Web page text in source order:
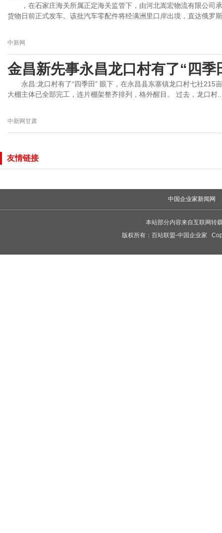
，在石家庄海关所属正定海关监管下，由河北嵩宏物流有限公司
货物日前正式发车。该批汽车零配件将经满洲里口岸出境，直达俄罗
中新网
金昌新先事永昌龙口村有了“四季
永昌:龙口村有了“四季田” 眼下，在永昌县东寨镇龙口村七社215
大棚主体已全部完工，连片棚架整齐排列，格外醒目。 过去，龙口村
中新网甘肃
友情链接
中国企业家新闻网
本站部分内容来自互联网转
版权所有： 百站联盟-中国企业家